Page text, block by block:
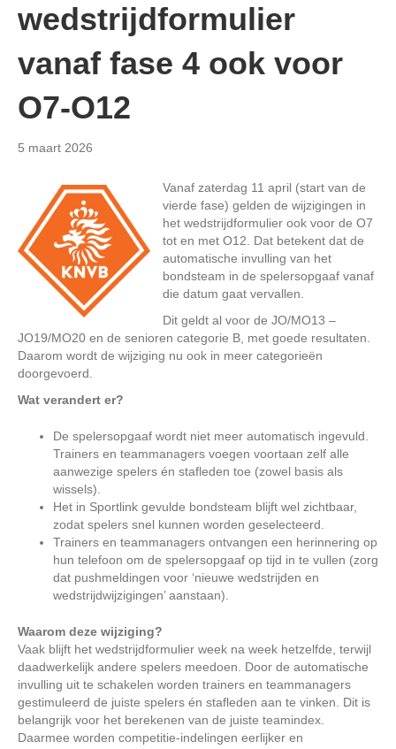
wedstrijdformulier
vanaf fase 4 ook voor
O7-O12
5 maart 2026
Vanaf zaterdag 11 april (start van de
vierde fase) gelden de wijzigingen in
het wedstrijdformulier ook voor de O7
tot en met O12. Dat betekent dat de
automatische invulling van het
bondsteam in de spelersopgaaf vanaf
die datum gaat vervallen.
Dit geldt al voor de JO/MO13 –
JO19/MO20 en de senioren categorie B, met goede resultaten.
Daarom wordt de wijziging nu ook in meer categorieën
doorgevoerd.
Wat verandert er?
De spelersopgaaf wordt niet meer automatisch ingevuld.
Trainers en teammanagers voegen voortaan zelf alle
aanwezige spelers én stafleden toe (zowel basis als
wissels).
Het in Sportlink gevulde bondsteam blijft wel zichtbaar,
zodat spelers snel kunnen worden geselecteerd.
Trainers en teammanagers ontvangen een herinnering op
hun telefoon om de spelersopgaaf op tijd in te vullen (zorg
dat pushmeldingen voor ‘nieuwe wedstrijden en
wedstrijdwijzigingen’ aanstaan).
Waarom deze wijziging?
Vaak blijft het wedstrijdformulier week na week hetzelfde, terwijl
daadwerkelijk andere spelers meedoen. Door de automatische
invulling uit te schakelen worden trainers en teammanagers
gestimuleerd de juiste spelers én stafleden aan te vinken. Dit is
belangrijk voor het berekenen van de juiste teamindex.
Daarmee worden competitie-indelingen eerlijker en